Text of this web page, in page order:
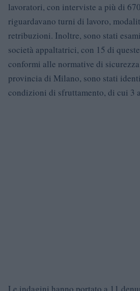
lavoratori, con interviste a più di
riguardavano turni di lavoro,
retribuzioni. Inoltre, sono stati
società appaltatrici, con 15 di
conformi alle normative di
provincia di Milano, sono stati
condizioni di sfruttamento, di cui 3
Le indagini hanno portato a 11